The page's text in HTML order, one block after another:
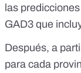
las
GAD3 que
Después, a
para cada